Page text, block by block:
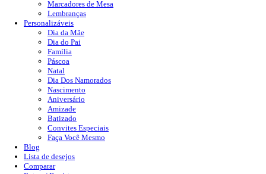
Marcadores de Mesa
Lembranças
Personalizáveis
Dia da Mãe
Dia do Pai
Família
Páscoa
Natal
Dia Dos Namorados
Nascimento
Aniversário
Amizade
Batizado
Convites Especiais
Faça Você Mesmo
Blog
Lista de desejos
Comparar